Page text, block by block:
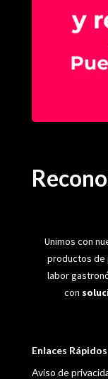
Unimos con
productos de
labor
con
Enlaces Rápidos
Aviso de